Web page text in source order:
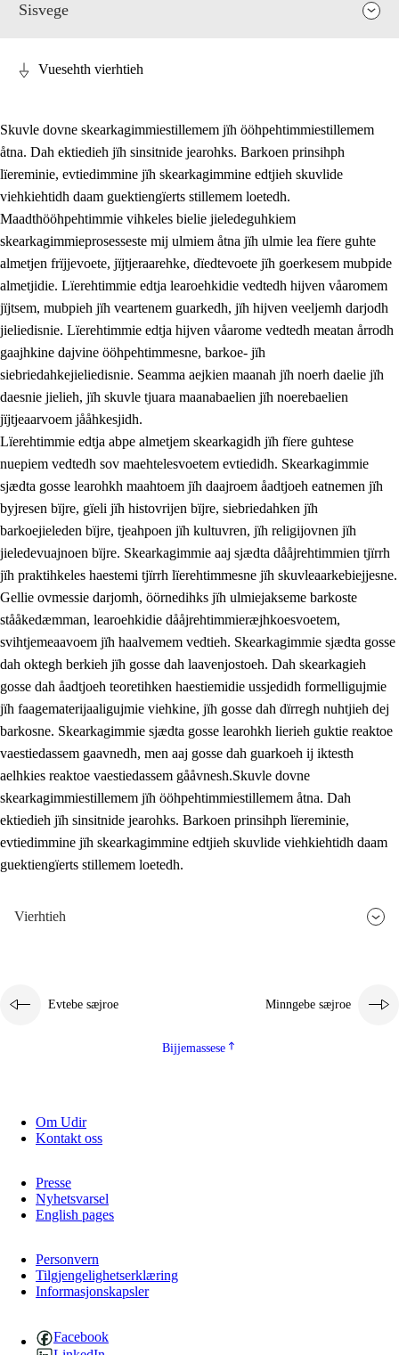
Sisvege
2. Lïeremen, evtiedimmien jïh skearkagimmien prinsihph
2.1 Sosijaale lïereme jïh evtiedimmie
2.2 Maahtoe faagine
2.3 Vihkeles tjiehpiesvoeth
2.4 Lïeredh lïeredh
Vuesehth vierhtieh
Skuvle dovne skearkagimmiestillemem jïh ööhpehtimmiestillemem
åtna. Dah ektiedieh jïh sinsitnide jearohks. Barkoen prinsihph
lïereminie, evtiedimmine jïh skearkagimmine edtjieh skuvlide
viehkiehtidh daam guektiengïerts stillemem loetedh.
Maadthööhpehtimmie vihkeles bielie jieledeguhkiem
skearkagimmieprosesseste mij ulmiem åtna jïh ulmie lea fïere guhte
almetjen frïjjevoete, jïjtjeraarehke, dïedtevoete jïh goerkesem mubpide
almetjidie. Lïerehtimmie edtja learoehkidie vedtedh hijven våaromem
jïjtsem, mubpieh jïh veartenem guarkedh, jïh hijven veeljemh darjodh
jieliedisnie. Lïerehtimmie edtja hijven våarome vedtedh meatan årrodh
gaajhkine dajvine ööhpehtimmesne, barkoe- jïh
siebriedahkejieliedisnie. Seamma aejkien maanah jïh noerh daelie jïh
daesnie jielieh, jïh skuvle tjuara maanabaelien jïh noerebaelien
jïjtjeaarvoem jååhkesjidh.
Lïerehtimmie edtja abpe almetjem skearkagidh jïh fïere guhtese
nuepiem vedtedh sov maehtelesvoetem evtiedidh. Skearkagimmie
sjædta gosse learohkh maahtoem jïh daajroem åadtjoeh eatnemen jïh
byjresen bïjre, gïeli jïh histovrijen bïjre, siebriedahken jïh
barkoejieleden bïjre, tjeahpoen jïh kultuvren, jïh religijovnen jïh
jieledevuajnoen bïjre. Skearkagimmie aaj sjædta dååjrehtimmien tjïrrh
jïh praktihkeles haestemi tjïrrh lïerehtimmesne jïh skuvleaarkebiejjesne.
Gellie ovmessie darjomh, öörnedihks jïh ulmiejakseme barkoste
stååkedæmman, learoehkidie dååjrehtimmieræjhkoesvoetem,
svihtjemeaavoem jïh haalvemem vedtieh. Skearkagimmie sjædta gosse
dah oktegh berkieh jïh gosse dah laavenjostoeh. Dah skearkagieh
gosse dah åadtjoeh teoretihken haestiemidie ussjedidh formelligujmie
jïh faagematerijaaligujmie viehkine, jïh gosse dah dïrregh nuhtjieh dej
barkosne. Skearkagimmie sjædta gosse learohkh lierieh guktie reaktoe
vaestiedassem gaavnedh, men aaj gosse dah guarkoeh ij iktesth
aelhkies reaktoe vaestiedassem gååvnesh.Skuvle dovne
skearkagimmiestillemem jïh ööhpehtimmiestillemem åtna. Dah
ektiedieh jïh sinsitnide jearohks. Barkoen prinsihph lïereminie,
evtiedimmine jïh skearkagimmine edtjieh skuvlide viehkiehtidh daam
guektiengïerts stillemem loetedh.
Vierhtieh
Evtebe sæjroe Minngebe sæjroe
Bijjemassese
Om Udir
Kontakt oss
Presse
Nyhetsvarsel
English pages
Personvern
Tilgjengelighetserklæring
Informasjonskapsler
Facebook